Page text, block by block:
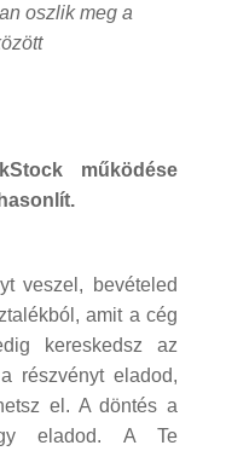
oszlik meg a
működése
veszel, bevételed
amit a cég
kereskedsz az
részvényt eladod,
el. A döntés a
eladod. A Te